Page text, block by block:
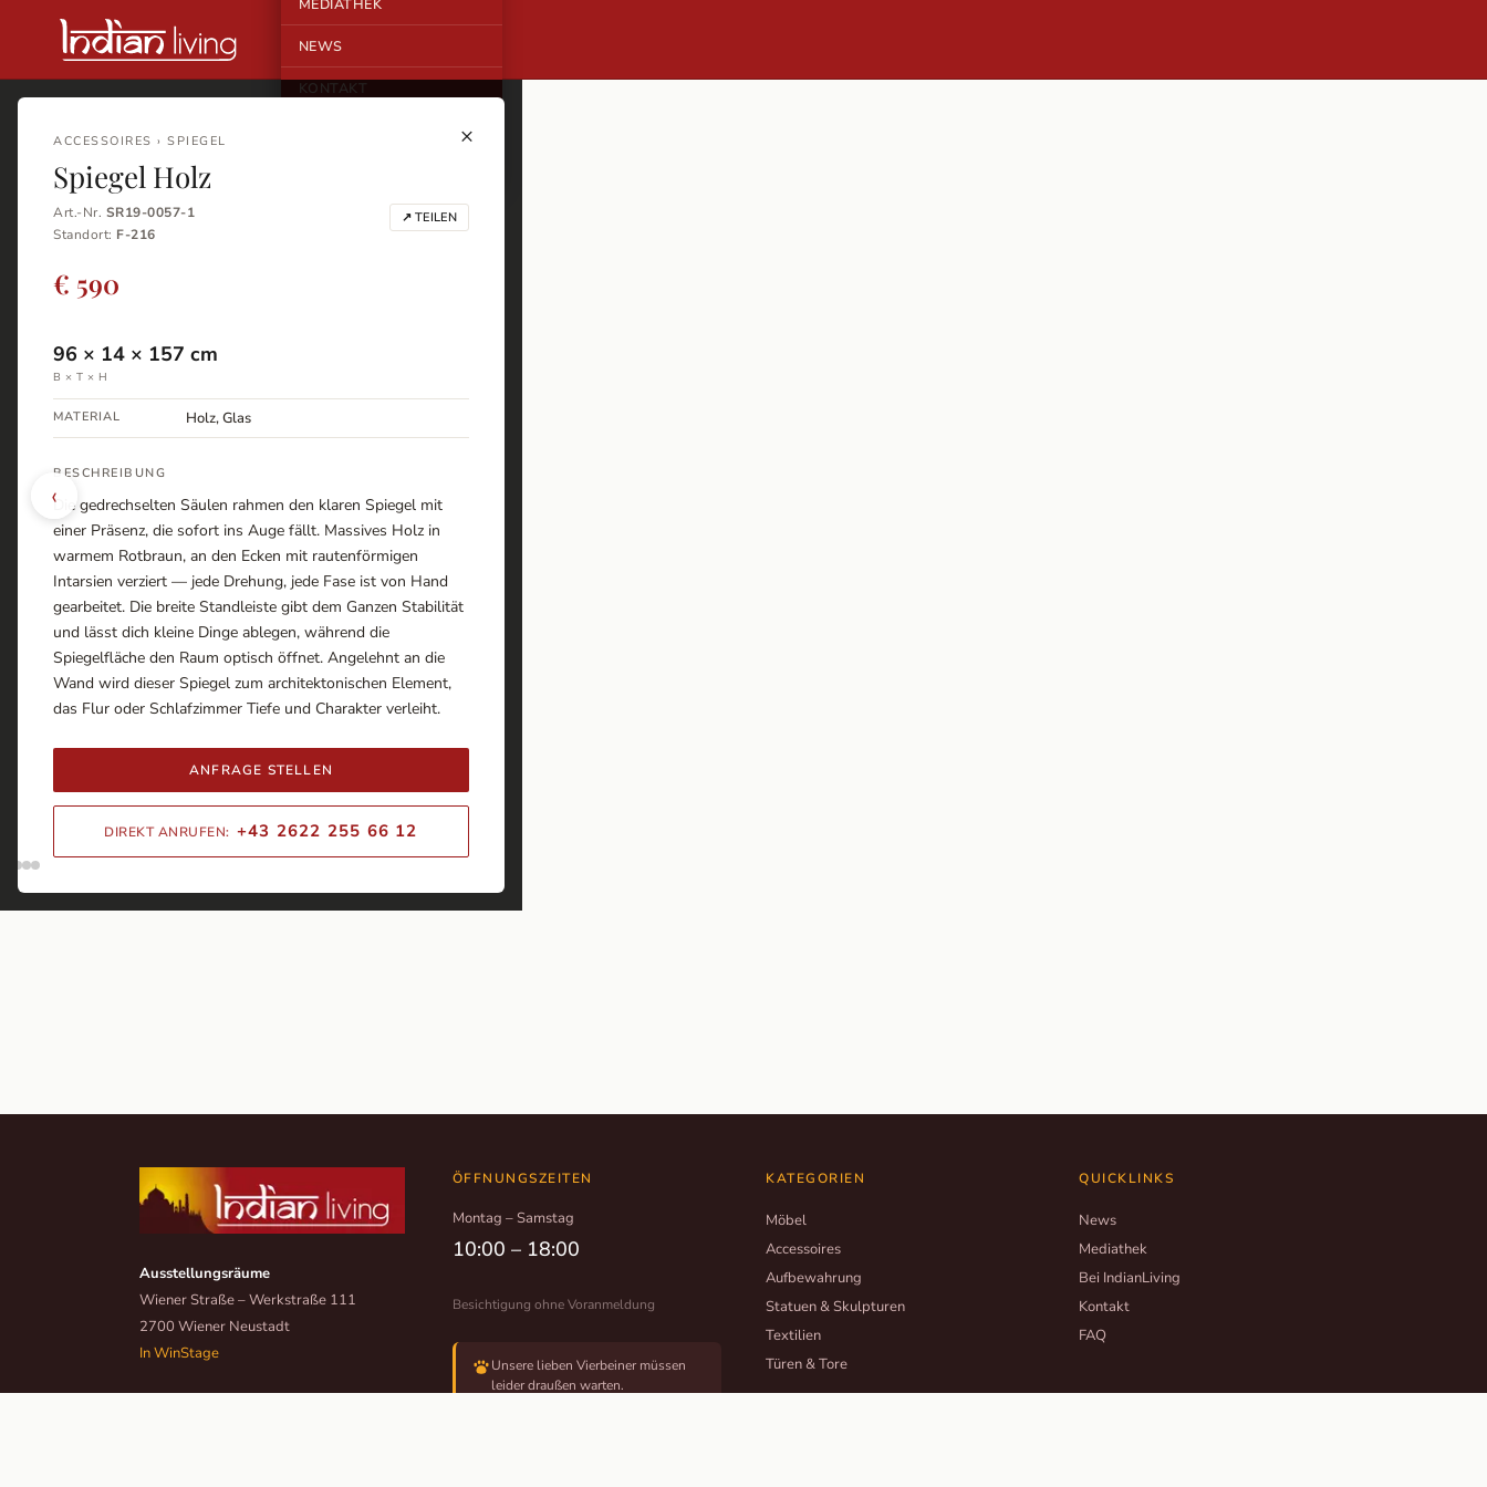
MEDIATHEK
NEWS
KONTAKT
×
‹
ACCESSOIRES › SPIEGEL
Spiegel Holz
Art.-Nr. SR19-0057-1
Standort: F-216
↗ TEILEN
€ 590
96 × 14 × 157 cm
B × T × H
MATERIAL Holz, Glas
BESCHREIBUNG
Die gedrechselten Säulen rahmen den klaren Spiegel mit
einer Präsenz, die sofort ins Auge fällt. Massives Holz in
warmem Rotbraun, an den Ecken mit rautenförmigen
Intarsien verziert — jede Drehung, jede Fase ist von Hand
gearbeitet. Die breite Standleiste gibt dem Ganzen Stabilität
und lässt dich kleine Dinge ablegen, während die
Spiegelfläche den Raum optisch öffnet. Angelehnt an die
Wand wird dieser Spiegel zum architektonischen Element,
das Flur oder Schlafzimmer Tiefe und Charakter verleiht.
ANFRAGE STELLEN
DIREKT ANRUFEN: +43 2622 255 66 12
Ausstellungsräume
Wiener Straße – Werkstraße 111
2700 Wiener Neustadt
In WinStage
ÖFFNUNGSZEITEN
Montag – Samstag
10:00 – 18:00
Besichtigung ohne Voranmeldung
Unsere lieben Vierbeiner müssen
leider draußen warten.
KATEGORIEN
Möbel
Accessoires
Aufbewahrung
Statuen & Skulpturen
Textilien
Türen & Tore
QUICKLINKS
News
Mediathek
Bei IndianLiving
Kontakt
FAQ